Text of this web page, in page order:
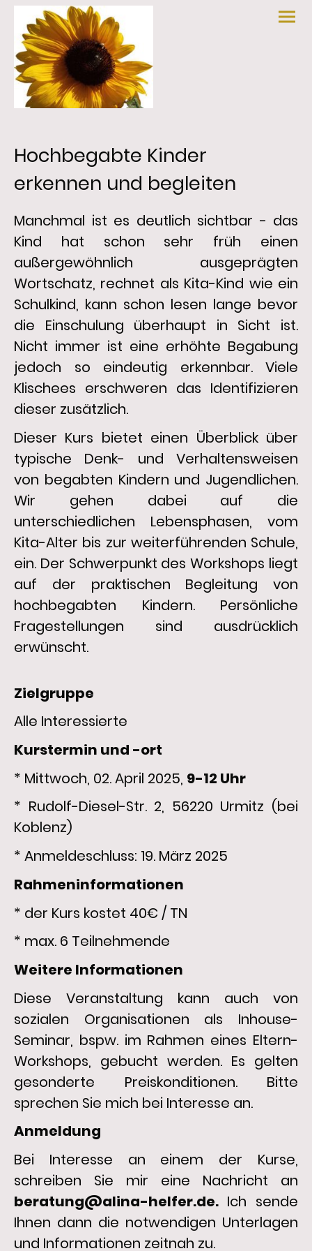
Hochbegabte Kinder
erkennen und begleiten
Manchmal ist es deutlich sichtbar - das
Kind hat schon sehr früh einen
außergewöhnlich ausgeprägten
Wortschatz, rechnet als Kita-Kind wie ein
Schulkind, kann schon lesen lange bevor
die Einschulung überhaupt in Sicht ist.
Nicht immer ist eine erhöhte Begabung
jedoch so eindeutig erkennbar. Viele
Klischees erschweren das Identifizieren
dieser zusätzlich.
Dieser Kurs bietet einen Überblick über
typische Denk- und Verhaltensweisen
von begabten Kindern und Jugendlichen.
Wir gehen dabei auf die
unterschiedlichen Lebensphasen, vom
Kita-Alter bis zur weiterführenden Schule,
ein. Der Schwerpunkt des Workshops liegt
auf der praktischen Begleitung von
hochbegabten Kindern. Persönliche
Fragestellungen sind ausdrücklich
erwünscht.
Zielgruppe
Alle Interessierte
Kurstermin und -ort
* Mittwoch, 02. April 2025, 9-12 Uhr
* Rudolf-Diesel-Str. 2, 56220 Urmitz (bei
Koblenz)
* Anmeldeschluss: 19. März 2025
Rahmeninformationen
* der Kurs kostet 40€ / TN
* max. 6 Teilnehmende
Weitere Informationen
Diese Veranstaltung kann auch von
sozialen Organisationen als Inhouse-
Seminar, bspw. im Rahmen eines Eltern-
Workshops, gebucht werden. Es gelten
gesonderte Preiskonditionen. Bitte
sprechen Sie mich bei Interesse an.
Anmeldung
Bei Interesse an einem der Kurse,
schreiben Sie mir eine Nachricht an
beratung@alina-helfer.de. Ich sende
Ihnen dann die notwendigen Unterlagen
und Informationen zeitnah zu.